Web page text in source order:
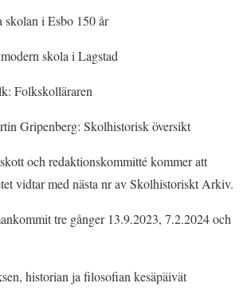
i Esbo 150 år
skola i Lagstad
Folkskolläraren
Gripenberg: Skolhistorisk översikt
och redaktionskommitté kommer att
vidtar med nästa nr av Skolhistoriskt Arkiv.
tre gånger 13.9.2023, 7.2.2024 och
historian ja filosofian kesäpäivät